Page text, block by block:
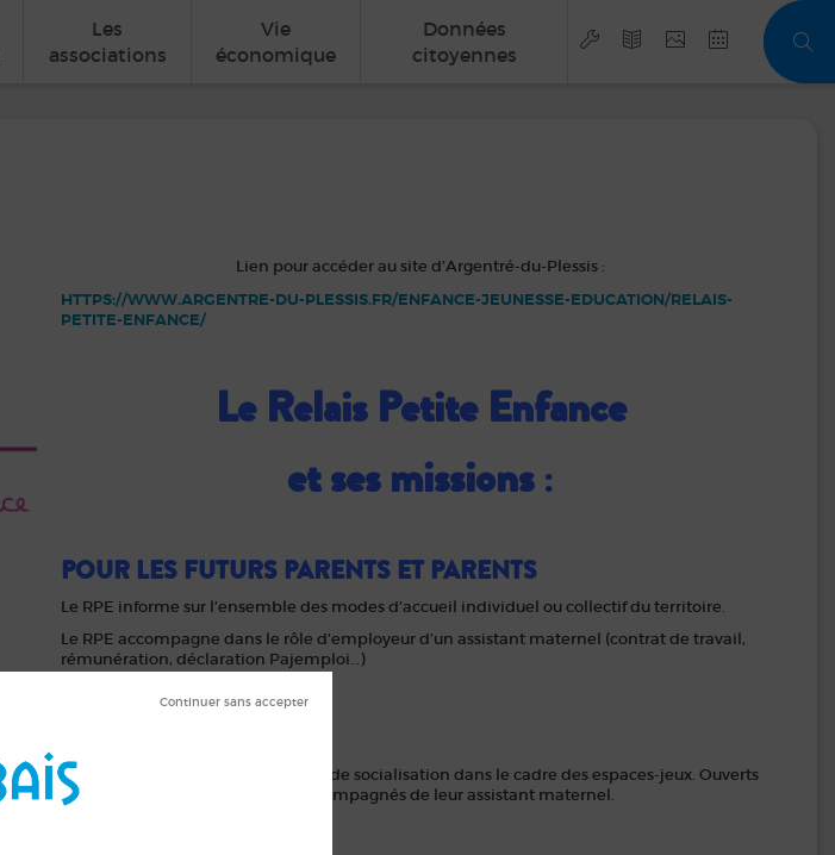
Les
associations
Vie
économique
Données
citoyennes
Lien pour accéder au site d’Argentré-du-Plessis :
HTTPS://WWW.ARGENTRE-DU-PLESSIS.FR/ENFANCE-JEUNESSE-EDUCATION/RELAIS-
PETITE-ENFANCE/
Le Relais Petite Enfance
et ses missions:
POUR LES FUTURS PARENTS ET PARENTS
Le RPE informe sur l’ensemble des modes d’accueil individuel ou collectif du territoire.
Le RPE accompagne dans le rôle d’employeur d’un assistant maternel (contrat de travail,
rémunération, déclaration Pajemploi…)
Le RPE propose des lieux d’éveil et de socialisation dans le cadre des espaces-jeux. Ouverts
aux enfants de moins de 3 ans accompagnés de leur assistant maternel.